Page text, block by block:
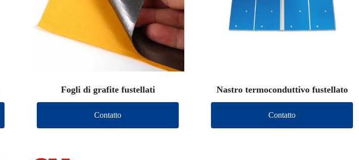
Fogli di grafite fustellati
Contatto
Nastro termoconduttivo fustellato
Contatto